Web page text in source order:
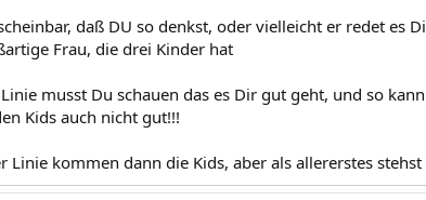
daß DU so denkst, oder vielleicht er redet es
Frau, die drei Kinder hat
musst Du schauen das es Dir gut geht, und so
Kids auch nicht gut!!!
Linie kommen dann die Kids, aber als allererstes stehst